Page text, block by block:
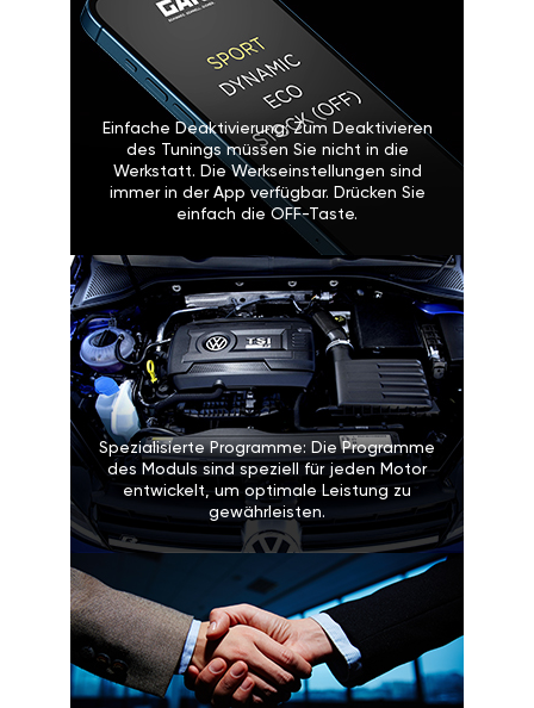
Einfache Deaktivierung: Zum Deaktivieren
des Tunings müssen Sie nicht in die
Werkstatt. Die Werkseinstellungen sind
immer in der App verfügbar. Drücken Sie
einfach die OFF-Taste.
Spezialisierte Programme: Die Programme
des Moduls sind speziell für jeden Motor
entwickelt, um optimale Leistung zu
gewährleisten.